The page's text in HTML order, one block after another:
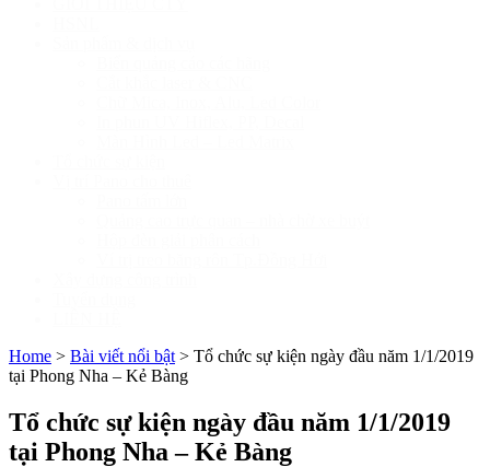
Home > Bài viết nổi bật > Tổ chức sự kiện ngày đầu năm 1/1/2019
tại Phong Nha – Kẻ Bàng
Tổ chức sự kiện ngày đầu năm 1/1/2019
tại Phong Nha – Kẻ Bàng